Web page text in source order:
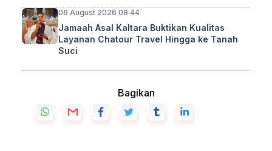
06 August 2026 08:44
Jamaah Asal Kaltara Buktikan Kualitas
Layanan Chatour Travel Hingga ke Tanah
Suci
Bagikan